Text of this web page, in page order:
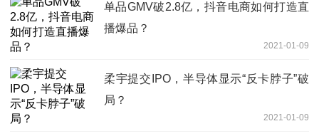
单品GMV破2.8亿，抖音电商如何打造直
播爆品？
2021-01-09
柔宇提交IPO，半导体显示“反卡脖子”破
局？
2021-01-09